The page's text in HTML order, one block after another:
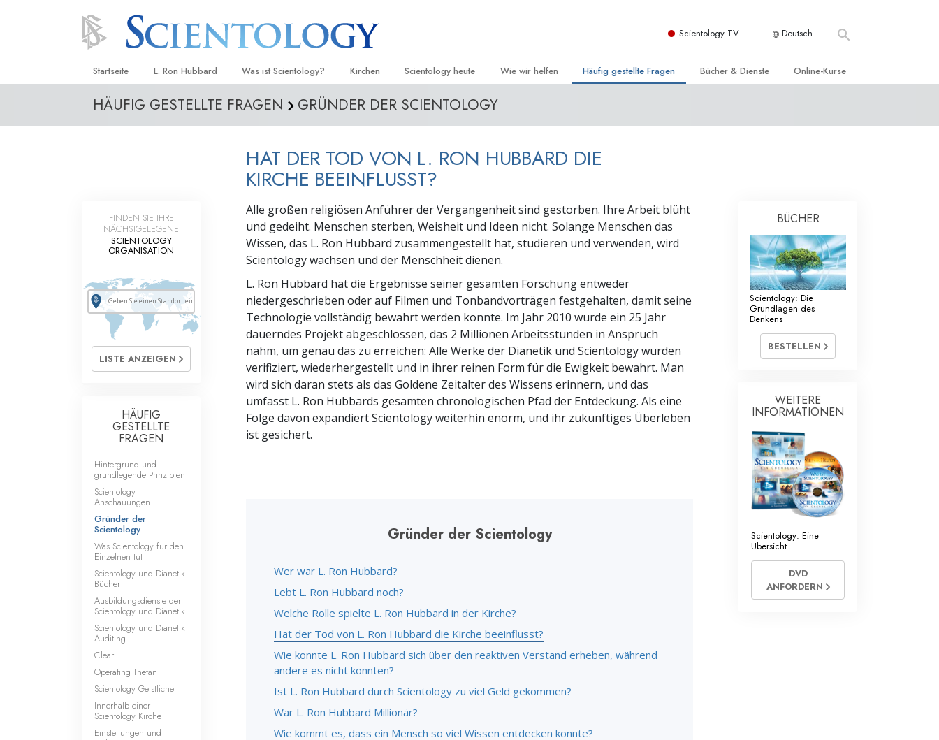
Scientology TV Deutsch
Startseite L. Ron Hubbard Was ist Scientology?
Anschauungen und Praxis
Was Scientologen über Scientology
sagen
Lernen Sie einen Scientologen kennen
Innerhalb einer Scientology Kirche
Die Grundprinzipien der Scientology
Eine Einführung in die Dianetik
Liebe und Hass – Was ist Größe?
Kirchen
Finden Sie eine Kirche
Fortgeschrittene Organisationen
Flag Land Base
Freewinds
Scientology für die Welt
Scientology heute
Einweihungen
David Miscavige – Kirchliches
Oberhaupt von Scientology
Wie wir helfen
Criminon
Fakten über Drogen
United for Human Rights (Vereint für
Citizens Commission on Human Rights
Ehrenamtliche Scientology Geistliche
Häufig gestellte Fragen Bücher & Dienste
Einführende Dienste
Online-Kurse
Beistände bei Krankheiten und
Integrität und Ehrlichkeit
Die emotionelle Tonskala
Antworten auf das Drogenproblem
Werkzeuge für den Arbeitsplatz
Die Ursache von Unterdrückung
Grundlagen des Organisierens
Die Grundlagen von Public Relations
Planziele und Ziele
Die Technologie des Studierens
HÄUFIG GESTELLTE FRAGEN GRÜNDER DER SCIENTOLOGY
HAT DER TOD VON L. RON HUBBARD DIE
KIRCHE BEEINFLUSST?
Alle großen religiösen Anführer der Vergangenheit sind gestorben. Ihre Arbeit blüht
und gedeiht. Menschen sterben, Weisheit und Ideen nicht. Solange Menschen das
Wissen, das L. Ron Hubbard zusammengestellt hat, studieren und verwenden, wird
Scientology wachsen und der Menschheit dienen.
L. Ron Hubbard hat die Ergebnisse seiner gesamten Forschung entweder
niedergeschrieben oder auf Filmen und Tonbandvorträgen festgehalten, damit seine
Technologie vollständig bewahrt werden konnte. Im Jahr 2010 wurde ein 25 Jahr
dauerndes Projekt abgeschlossen, das 2 Millionen Arbeitsstunden in Anspruch
nahm, um genau das zu erreichen: Alle Werke der Dianetik und Scientology wurden
verifiziert, wiederhergestellt und in ihrer reinen Form für die Ewigkeit bewahrt. Man
wird sich daran stets als das Goldene Zeitalter des Wissens erinnern, und das
umfasst L. Ron Hubbards gesamten chronologischen Pfad der Entdeckung. Als eine
Folge davon expandiert Scientology weiterhin enorm, und ihr zukünftiges Überleben
ist gesichert.
Gründer der Scientology
Wer war L. Ron Hubbard?
Lebt L. Ron Hubbard noch?
Welche Rolle spielte L. Ron Hubbard in der Kirche?
Hat der Tod von L. Ron Hubbard die Kirche beeinflusst?
Wie konnte L. Ron Hubbard sich über den reaktiven Verstand erheben, während
andere es nicht konnten?
Ist L. Ron Hubbard durch Scientology zu viel Geld gekommen?
War L. Ron Hubbard Millionär?
Wie kommt es, dass ein Mensch so viel Wissen entdecken konnte?
FINDEN SIE IHRE
NÄCHSTGELEGENE
SCIENTOLOGY
ORGANISATION
LISTE ANZEIGEN
HÄUFIG
GESTELLTE
FRAGEN
Hintergrund und
grundlegende Prinzipien
Scientology
Anschauungen
Gründer der
Scientology
Was Scientology für den
Einzelnen tut
Scientology und Dianetik
Bücher
Ausbildungsdienste der
Scientology und Dianetik
Scientology und Dianetik
Auditing
Clear
Operating Thetan
Scientology Geistliche
Innerhalb einer
Scientology Kirche
Einstellungen und
BÜCHER
Scientology: Die
Grundlagen des
Denkens
BESTELLEN
WEITERE
INFORMATIONEN
Scientology: Eine
Übersicht
DVD
ANFORDERN